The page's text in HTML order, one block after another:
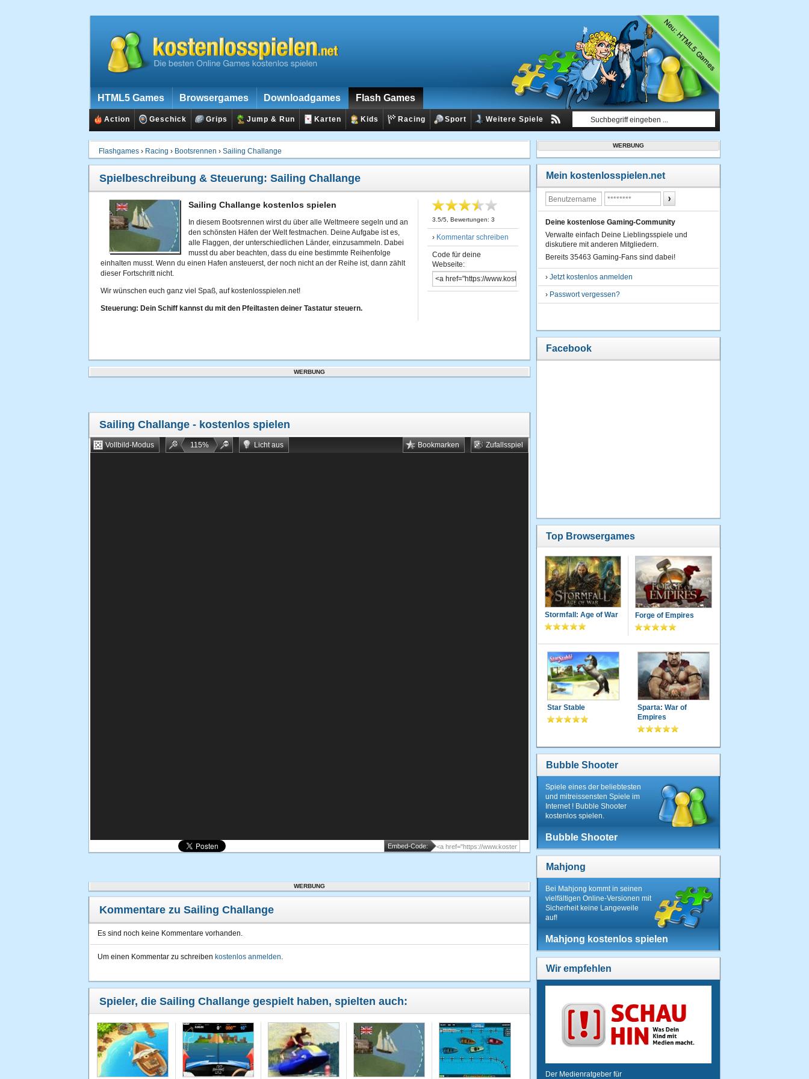
HTML5 Games Browsergames Downloadgames Flash Games
Action Geschick Grips Jump & Run Karten Kids Racing Sport Weitere Spiele
Flashgames › Racing › Bootsrennen › Sailing Challange
Spielbeschreibung & Steuerung: Sailing Challange
Sailing Challange kostenlos spielen
In diesem Bootsrennen wirst du über alle Weltmeere segeln und an
den schönsten Häfen der Welt festmachen. Deine Aufgabe ist es,
alle Flaggen, der unterschiedlichen Länder, einzusammeln. Dabei
musst du aber beachten, dass du eine bestimmte Reihenfolge
einhalten musst. Wenn du einen Hafen ansteuerst, der noch nicht an der Reihe ist, dann zählt
dieser Fortschritt nicht.
Wir wünschen euch ganz viel Spaß, auf kostenlosspielen.net!
Steuerung: Dein Schiff kannst du mit den Pfeiltasten deiner Tastatur steuern.
3.5/5 , Bewertungen: 3
› Kommentar schreiben
Code für deine
Webseite:
WERBUNG
Sailing Challange - kostenlos spielen
Vollbild-Modus 115% Licht aus Zufallsspiel
Bookmarken
Embed-Code:
WERBUNG
Kommentare zu Sailing Challange
Es sind noch keine Kommentare vorhanden.
Um einen Kommentar zu schreiben kostenlos anmelden.
Spieler, die Sailing Challange gespielt haben, spielten auch:
WERBUNG
Mein kostenlosspielen.net
Deine kostenlose Gaming-Community
Verwalte einfach Deine Lieblingsspiele und
diskutiere mit anderen Mitgliedern.
Bereits 35463 Gaming-Fans sind dabei!
› Jetzt kostenlos anmelden
› Passwort vergessen?
Facebook
Top Browsergames
Stormfall: Age of War Forge of Empires
Star Stable
Sparta: War of
Empires
Bubble Shooter
Spiele eines der beliebtesten
und mitreissensten Spiele im
Internet ! Bubble Shooter
kostenlos spielen.
Bubble Shooter
Mahjong
Bei Mahjong kommt in seinen
vielfältigen Online-Versionen mit
Sicherheit keine Langeweile
auf!
Mahjong kostenlos spielen
Wir empfehlen
Der Medienratgeber für